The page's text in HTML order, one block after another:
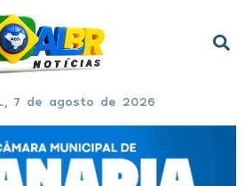
7 de agosto de 2026